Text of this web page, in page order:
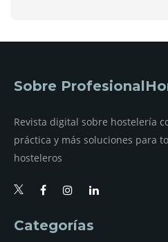
Sobre
Revista digital sobre hostelería
práctica y más soluciones para
hosteleros
Categorías